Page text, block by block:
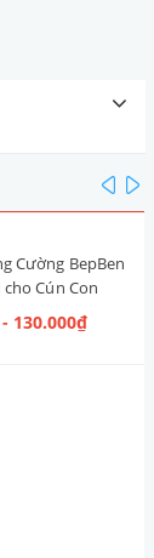
Cường BepBen
Cún Con
130.000₫